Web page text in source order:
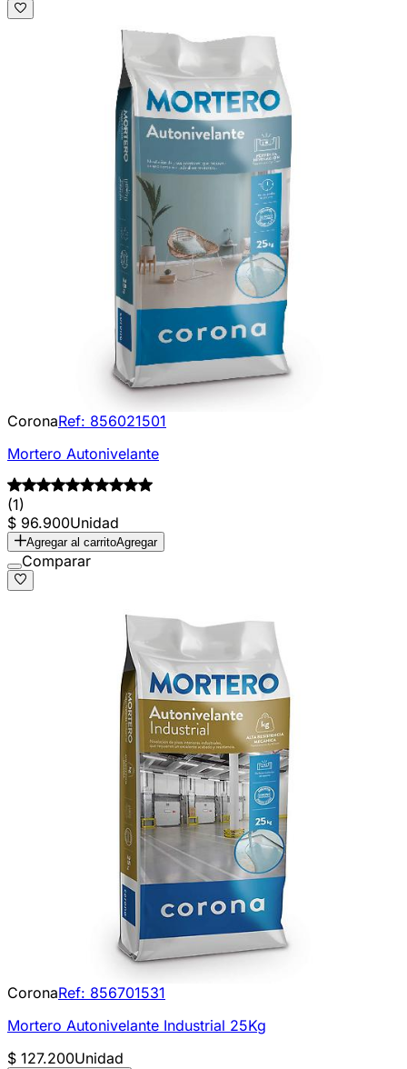
CoronaRef: 856021501
Mortero Autonivelante
(1)
$ 96.900Unidad
Agregar al carritoAgregar
Comparar
CoronaRef: 856701531
Mortero Autonivelante Industrial 25Kg
$ 127.200Unidad